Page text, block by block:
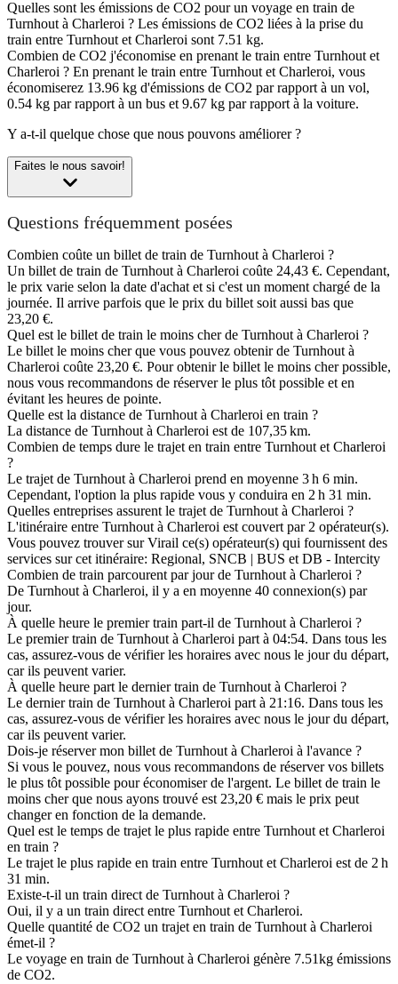
Quelles sont les émissions de CO2 pour un voyage en train de
Turnhout à Charleroi ? Les émissions de CO2 liées à la prise du
train entre Turnhout et Charleroi sont 7.51 kg.
Combien de CO2 j'économise en prenant le train entre Turnhout et
Charleroi ? En prenant le train entre Turnhout et Charleroi, vous
économiserez 13.96 kg d'émissions de CO2 par rapport à un vol,
0.54 kg par rapport à un bus et 9.67 kg par rapport à la voiture.
Y a-t-il quelque chose que nous pouvons améliorer ?
Faites le nous savoir!
Questions fréquemment posées
Combien coûte un billet de train de Turnhout à Charleroi ?
Un billet de train de Turnhout à Charleroi coûte 24,43 €. Cependant,
le prix varie selon la date d'achat et si c'est un moment chargé de la
journée. Il arrive parfois que le prix du billet soit aussi bas que
23,20 €.
Quel est le billet de train le moins cher de Turnhout à Charleroi ?
Le billet le moins cher que vous pouvez obtenir de Turnhout à
Charleroi coûte 23,20 €. Pour obtenir le billet le moins cher possible,
nous vous recommandons de réserver le plus tôt possible et en
évitant les heures de pointe.
Quelle est la distance de Turnhout à Charleroi en train ?
La distance de Turnhout à Charleroi est de 107,35 km.
Combien de temps dure le trajet en train entre Turnhout et Charleroi
?
Le trajet de Turnhout à Charleroi prend en moyenne 3 h 6 min.
Cependant, l'option la plus rapide vous y conduira en 2 h 31 min.
Quelles entreprises assurent le trajet de Turnhout à Charleroi ?
L'itinéraire entre Turnhout à Charleroi est couvert par 2 opérateur(s).
Vous pouvez trouver sur Virail ce(s) opérateur(s) qui fournissent des
services sur cet itinéraire: Regional, SNCB | BUS et DB - Intercity
Combien de train parcourent par jour de Turnhout à Charleroi ?
De Turnhout à Charleroi, il y a en moyenne 40 connexion(s) par
jour.
À quelle heure le premier train part-il de Turnhout à Charleroi ?
Le premier train de Turnhout à Charleroi part à 04:54. Dans tous les
cas, assurez-vous de vérifier les horaires avec nous le jour du départ,
car ils peuvent varier.
À quelle heure part le dernier train de Turnhout à Charleroi ?
Le dernier train de Turnhout à Charleroi part à 21:16. Dans tous les
cas, assurez-vous de vérifier les horaires avec nous le jour du départ,
car ils peuvent varier.
Dois-je réserver mon billet de Turnhout à Charleroi à l'avance ?
Si vous le pouvez, nous vous recommandons de réserver vos billets
le plus tôt possible pour économiser de l'argent. Le billet de train le
moins cher que nous ayons trouvé est 23,20 € mais le prix peut
changer en fonction de la demande.
Quel est le temps de trajet le plus rapide entre Turnhout et Charleroi
en train ?
Le trajet le plus rapide en train entre Turnhout et Charleroi est de 2 h
31 min.
Existe-t-il un train direct de Turnhout à Charleroi ?
Oui, il y a un train direct entre Turnhout et Charleroi.
Quelle quantité de CO2 un trajet en train de Turnhout à Charleroi
émet-il ?
Le voyage en train de Turnhout à Charleroi génère 7.51kg émissions
de CO2.